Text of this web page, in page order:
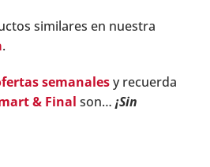
similares en nuestra
.
semanalesy recuerda
& Final son… ¡Sin